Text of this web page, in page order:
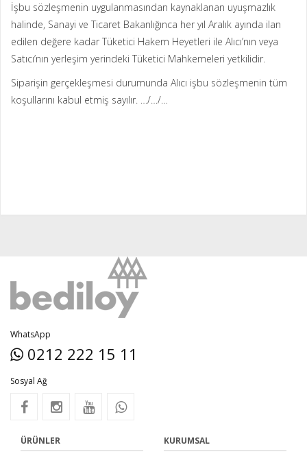
İşbu sözleşmenin uygulanmasından kaynaklanan uyuşmazlık
halinde, Sanayi ve Ticaret Bakanlığınca her yıl Aralık ayında ilan
edilen değere kadar Tüketici Hakem Heyetleri ile Alıcı’nın veya
Satıcı’nın yerleşim yerindeki Tüketici Mahkemeleri yetkilidir.
Siparişin gerçekleşmesi durumunda Alıcı işbu sözleşmenin tüm
koşullarını kabul etmiş sayılır. …/…/…
WhatsApp
0212 222 15 11
Sosyal Ağ
ÜRÜNLER
KURUMSAL